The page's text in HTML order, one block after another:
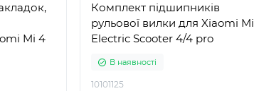
Mi 4
Комплект підшипників
рульової вилки для Xiaomi Mi
Electric Scooter 4/4 pro
В наявності
10101125